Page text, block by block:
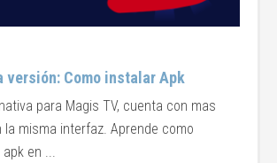
versión: Como instalar Apk
para Magis TV, cuenta con mas
la misma interfaz. Aprende como
en ...